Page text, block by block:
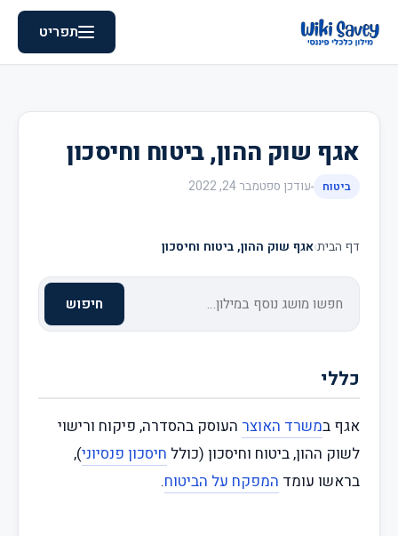
תפריט
אגף שוק ההון, ביטוח וחיסכון
ביטוח עודכן ספטמבר 24, 2022
דף הבית›אגף שוק ההון, ביטוח וחיסכון
חיפוש
כללי
אגף במשרד האוצר העוסק בהסדרה, פיקוח ורישוי
לשוק ההון, ביטוח וחיסכון (כולל חיסכון פנסיוני),
בראשו עומד המפקח על הביטוח.